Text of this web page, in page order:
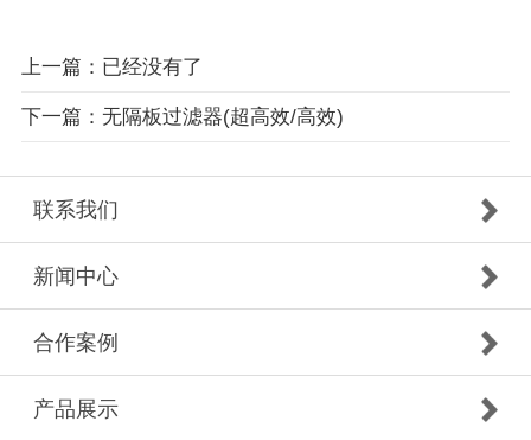
上一篇：已经没有了
下一篇：无隔板过滤器(超高效/高效)
联系我们
新闻中心
合作案例
产品展示